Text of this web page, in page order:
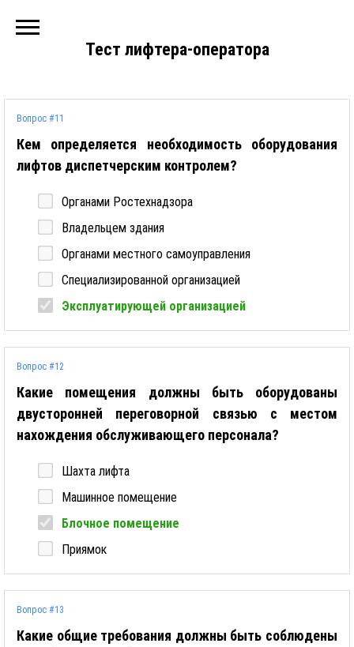
Тест лифтера-оператора
Вопрос #11
Кем определяется необходимость оборудования
лифтов диспетчерским контролем?
Органами Ростехнадзора
Владельцем здания
Органами местного самоуправления
Специализированной организацией
Эксплуатирующей организацией
Вопрос #12
Какие помещения должны быть оборудованы
двусторонней переговорной связью с местом
нахождения обслуживающего персонала?
Шахта лифта
Машинное помещение
Блочное помещение
Приямок
Вопрос #13
Какие общие требования должны быть соблюдены